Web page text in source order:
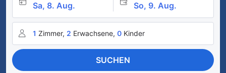
Sa, 8. Aug. So, 9. Aug.
1 Zimmer, 2 Erwachsene, 0 Kinder
SUCHEN